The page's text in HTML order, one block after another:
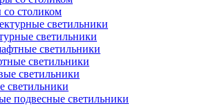
столиком
светильники
светильники
светильники